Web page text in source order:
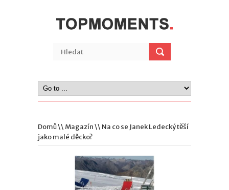
Domů\\ Magazín\\ Na co se Janek Ledecký těší
jako malé děcko?